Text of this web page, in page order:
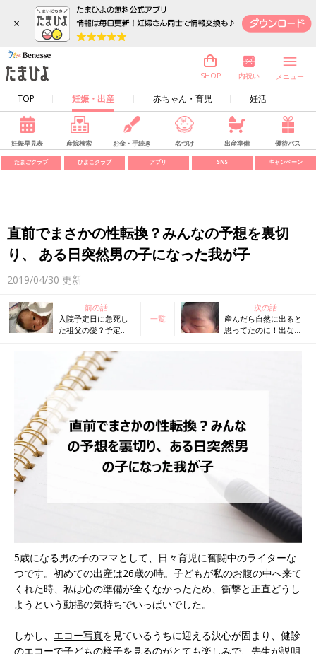
×
TOP 妊娠・出産 赤ちゃん・育児 妊活
SHOP 内祝い メニュー
妊娠早見表 産院検索 お金・手続き 名づけ 出産準備 優待パス
たまごクラブ ひよこクラブ アプリ SNS キャンペーン
直前でまさかの性転換？みんなの予想を裏切
り、 ある日突然男の子になった我が子
2019/04/30 更新
前の話
入院予定日に急死し
た祖父の愛？予定日
ギリ叶った自然分娩
一覧
次の話
産んだら自然に出ると
思ってたのに！出な
5歳になる男の子のママとして、日々育児に奮闘中のライターな
つです。初めての出産は26歳の時。子どもが私のお腹の中へ来て
くれた時、私は心の準備が全くなかったため、衝撃と正直どうし
ようという動揺の気持ちでいっぱいでした。
しかし、 エコー写真を見ているうちに迎える決心が固まり、健診
のエコーで子どもの様子を見るのがとても楽しみで、先生が説明